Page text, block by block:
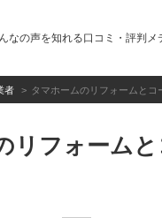
なの声を知れる口コミ・評判メ
者 タマホームのリフォームと
リフォーム